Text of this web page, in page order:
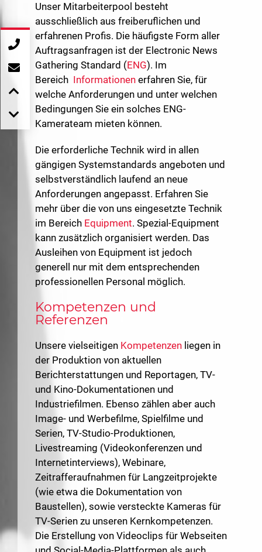
Unser Mitarbeiterpool besteht
ausschließlich aus freiberuflichen und
erfahrenen Profis. Die häufigste Form aller
Auftragsanfragen ist der Electronic News
Gathering Standard (ENG). Im
Bereich Informationen erfahren Sie, für
welche Anforderungen und unter welchen
Bedingungen Sie ein solches ENG-
Kamerateam mieten können.
Die erforderliche Technik wird in allen
gängigen Systemstandards angeboten und
selbstverständlich laufend an neue
Anforderungen angepasst. Erfahren Sie
mehr über die von uns eingesetzte Technik
im Bereich Equipment. Spezial-Equipment
kann zusätzlich organisiert werden. Das
Ausleihen von Equipment ist jedoch
generell nur mit dem entsprechenden
professionellen Personal möglich.
Kompetenzen und
Referenzen
Unsere vielseitigen Kompetenzen liegen in
der Produktion von aktuellen
Berichterstattungen und Reportagen, TV-
und Kino-Dokumentationen und
Industriefilmen. Ebenso zählen aber auch
Image- und Werbefilme, Spielfilme und
Serien, TV-Studio-Produktionen,
Livestreaming (Videokonferenzen und
Internetinterviews), Webinare,
Zeitrafferaufnahmen für Langzeitprojekte
(wie etwa die Dokumentation von
Baustellen), sowie versteckte Kameras für
TV-Serien zu unseren Kernkompetenzen.
Die Erstellung von Videoclips für Webseiten